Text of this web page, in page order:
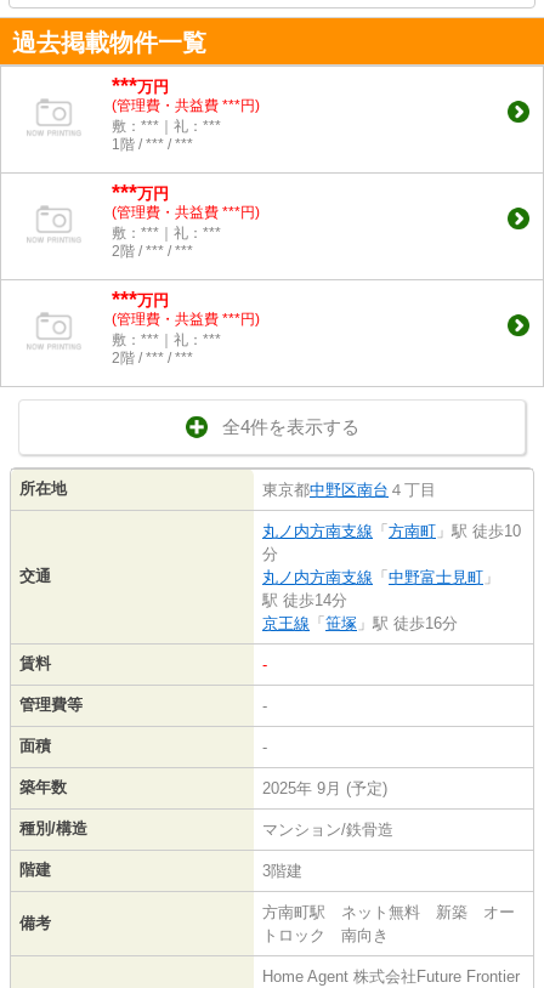
過去掲載物件一覧
***万円
(管理費・共益費 ***円)
敷：***｜礼：***
1階 / *** / ***
***万円
(管理費・共益費 ***円)
敷：***｜礼：***
2階 / *** / ***
***万円
(管理費・共益費 ***円)
敷：***｜礼：***
2階 / *** / ***
全4件を表示する
所在地 東京都中野区南台 ４丁目
交通
丸ノ内方南支線 「 方南町 」駅 徒歩10
分
丸ノ内方南支線 「 中野富士見町 」
駅 徒歩14分
京王線 「 笹塚 」駅 徒歩16分
賃料 -
管理費等 -
面積 -
築年数 2025年 9月 (予定)
種別/構造 マンション/鉄骨造
階建 3階建
備考
方南町駅 ネット無料 新築 オー
トロック 南向き
Home Agent 株式会社Future Frontier